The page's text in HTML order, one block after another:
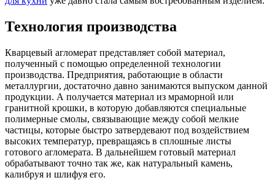
Технология производства
Кварцевый агломерат представляет собой материал,
полученный с помощью определенной технологии
производства. Предприятия, работающие в области
металлургии, достаточно давно занимаются выпуском данной
продукции. А получается материал из мраморной или
гранитной крошки, в которую добавляются специальные
полимерные смолы, связывающие между собой мелкие
частицы, которые быстро затвердевают под воздействием
высоких температур, превращаясь в сплошные листы
готового агломерата. В дальнейшем готовый материал
обрабатывают точно так же, как натуральный камень,
калибруя и шлифуя его.